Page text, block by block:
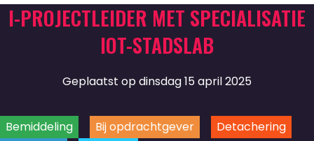
I-PROJECTLEIDER MET SPECIALISATIE
IOT-STADSLAB
Geplaatst op dinsdag 15 april 2025
Bemiddeling Bij opdrachtgever
Detachering